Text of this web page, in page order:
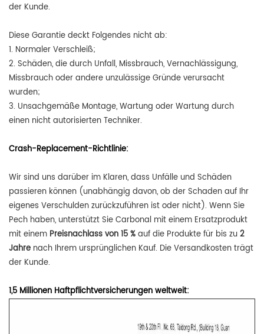
der Kunde.
Diese Garantie deckt Folgendes nicht ab:
1. Normaler Verschleiß;
2. Schäden, die durch Unfall, Missbrauch, Vernachlässigung,
Missbrauch oder andere unzulässige Gründe verursacht
wurden;
3. Unsachgemäße Montage, Wartung oder Wartung durch
einen nicht autorisierten Techniker.
Crash-Replacement-Richtlinie:
Wir sind uns darüber im Klaren, dass Unfälle und Schäden
passieren können (unabhängig davon, ob der Schaden auf Ihr
eigenes Verschulden zurückzuführen ist oder nicht). Wenn Sie
Pech haben, unterstützt Sie Carbonal mit einem Ersatzprodukt
mit einem Preisnachlass von 15 %auf die Produkte für bis zu2
Jahre nach Ihrem ursprünglichen Kauf. Die Versandkosten trägt
der Kunde.
1,5 Millionen Haftpflichtversicherungen weltweit: